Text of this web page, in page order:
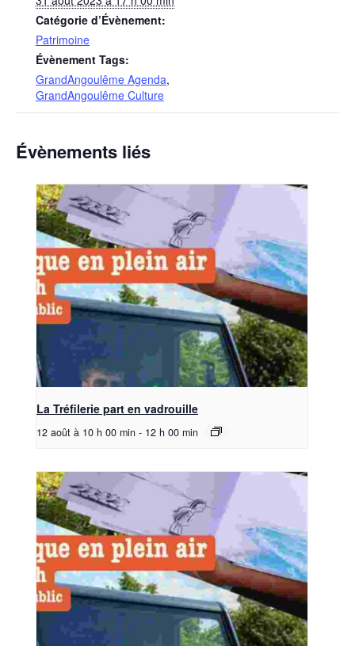
Catégorie d’Évènement:
Patrimoine
Évènement Tags:
GrandAngoulême Agenda,
GrandAngoulême Culture
Évènements liés
La Tréfilerie part en vadrouille
12 août à 10 h 00 min - 12 h 00 min